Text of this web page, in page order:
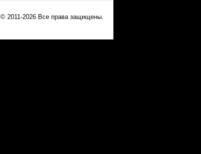
© 2011-2026 Все права защищены.